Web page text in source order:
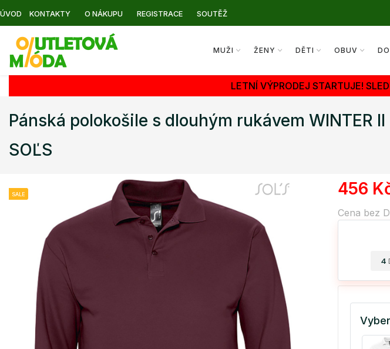
ÚVOD KONTAKTY O NÁKUPU REGISTRACE SOUTĚŽ
MUŽI ŽENY DĚTI OBUV
LETNÍ VÝPRODEJ STARTUJE!
Pánská polokošile s dlouhým rukávem WINTER II
SOĽS
SALE 456
Cena bez
4